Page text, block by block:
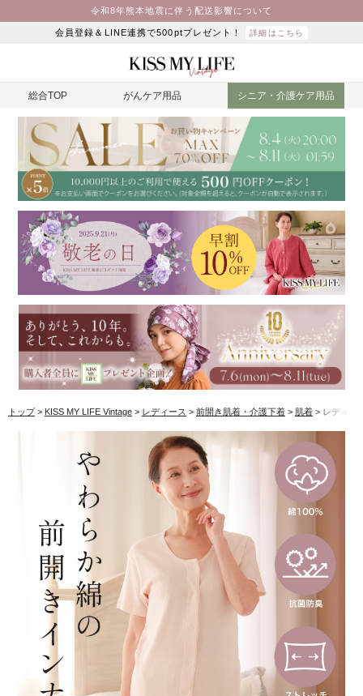
令和8年熊本地震に伴う配送影響について
会員登録＆LINE連携で500ptプレゼント！ 詳細はこちら
総合TOP がんケア用品 シニア・介護ケア用品
トップ KISS MY LIFE Vintage レディース 前開き肌着・介護下着 肌着 レディー